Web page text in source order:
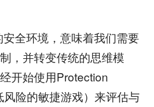
全环境，意味着我们需要
，并转变传统的思维模
开始使用Protection
险的敏捷游戏）来评估与